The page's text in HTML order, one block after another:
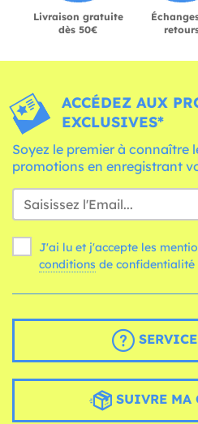
Livraison gratuite
dès 50€
ACCÉDEZ AUX
EXCLUSIVES*
Soyez le premier à connaître
promotions en enregistrant
J'ai lu et j'accepte les
conditions de confidentialité
SUIVRE MA